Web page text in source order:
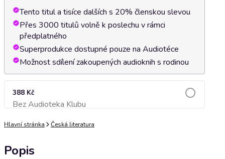
Tento titul a tisíce dalších s 20% členskou slevou
Přes 3000 titulů volně k poslechu v rámci
předplatného
Superprodukce dostupné pouze na Audiotéce
Možnost sdílení zakoupených audioknih s rodinou
388 Kč
Bez Audioteka KlubuPřidat do košíku
Hlavní stránka Česká literatura
Popis